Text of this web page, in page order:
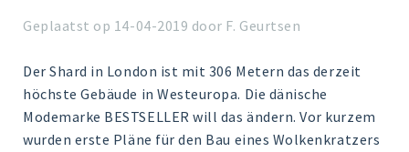
Geplaatst op 14-04-2019 door F. Geurtsen
Der Shard in London ist mit 306 Metern das derzeit
höchste Gebäude in Westeuropa. Die dänische
Modemarke BESTSELLER will das ändern. Vor kurzem
wurden erste Pläne für den Bau eines Wolkenkratzers